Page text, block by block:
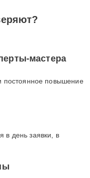
мастера
постоянное повышение
в день заявки, в